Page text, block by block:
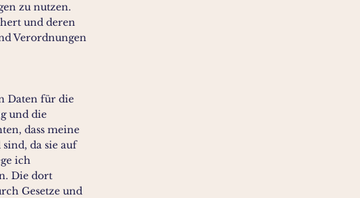
zu nutzen.
und deren
Verordnungen
Daten für die
und die
dass meine
da sie auf
ich
Die dort
Gesetze und